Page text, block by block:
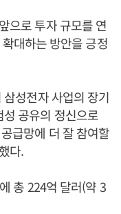
으로 투자 규모를 연
대하는 방안을 긍정
성전자 사업의 장기
성 공유의 정신으로
급망에 더 잘 참여할
다.
총 224억 달러(약 3